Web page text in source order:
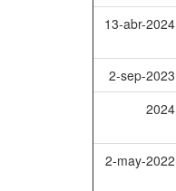
13-abr-2024
2-sep-2023
2024
2-may-2022